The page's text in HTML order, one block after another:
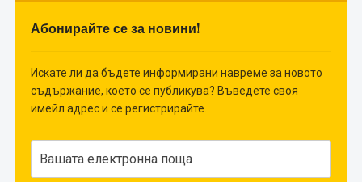
Абонирайте се за новини!
Искате ли да бъдете информирани навреме за новото
съдържание, което се публикува? Въведете своя
имейл адрес и се регистрирайте.